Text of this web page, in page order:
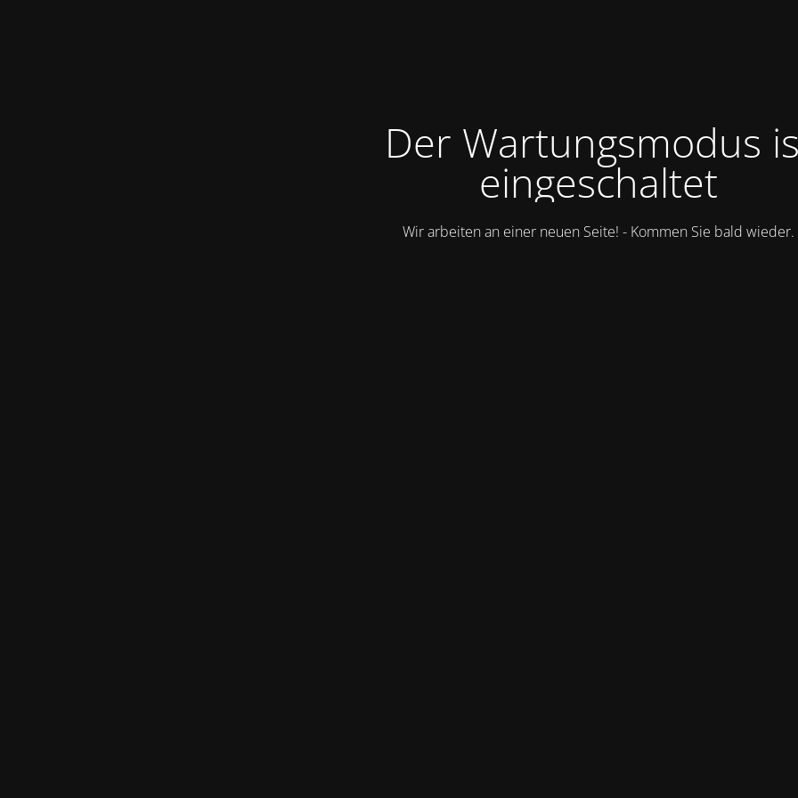
Der Wartungsmodus
eingeschaltet
Wir arbeiten an einer neuen Seite! - Kommen Sie bald wieder.